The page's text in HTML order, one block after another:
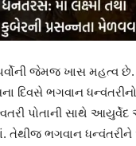
જેમજ ખાસ મહત્વ છે.
દિવસે ભગવાન ધન્વંતરીનો
પોતાની સાથે આયુર્વેદ
. તેથીજ ભગવાન ધન્વંતરીને